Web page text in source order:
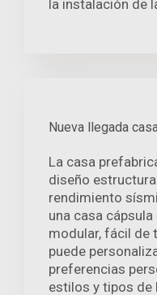
la instalación de
Nueva llegada
La casa
diseño
rendimiento
una casa
modular, fácil de
puede
preferencias
estilos y tipos de